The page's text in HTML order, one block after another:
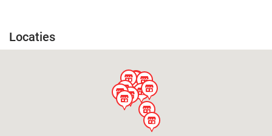
Locaties
store
store
store
store
store
store store
store
store
store
store
store